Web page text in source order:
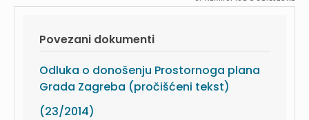
Povezani dokumenti
Odluka o donošenju Prostornoga plana
Grada Zagreba (pročišćeni tekst)
(23/2014)